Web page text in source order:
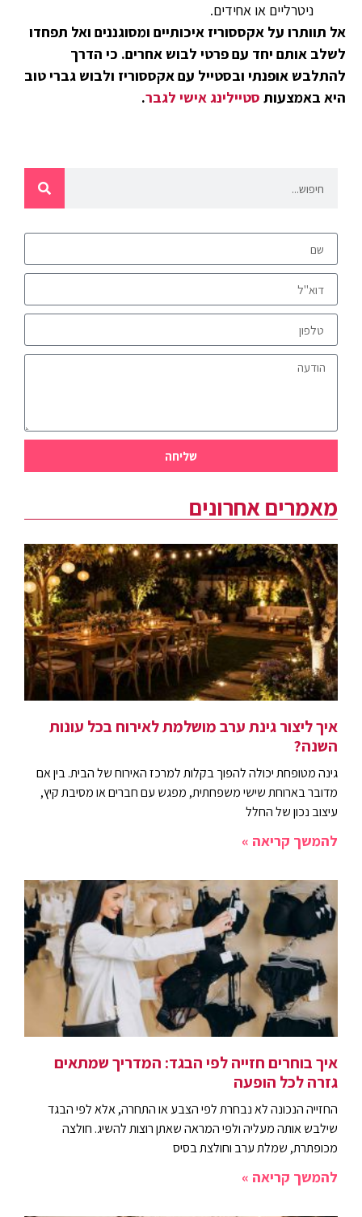
ניטרליים או אחידים.
אל תוותרו על אקססוריז איכותיים ומסוגננים ואל תפחדו
לשלב אותם יחד עם פרטי לבוש אחרים. כי הדרך
להתלבש אופנתי ובסטייל עם אקססוריז ולבוש גברי טוב
היא באמצעות סטיילינג אישי לגבר.
שליחה
מאמרים אחרונים
איך ליצור גינת ערב מושלמת לאירוח בכל עונות
השנה?
גינה מטופחת יכולה להפוך בקלות למרכז האירוח של הבית. בין אם
מדובר בארוחת שישי משפחתית, מפגש עם חברים או מסיבת קיץ,
עיצוב נכון של החלל
להמשך קריאה »
איך בוחרים חזייה לפי הבגד: המדריך שמתאים
גזרה לכל הופעה
החזייה הנכונה לא נבחרת לפי הצבע או התחרה, אלא לפי הבגד
שילבש אותה מעליה ולפי המראה שאתן רוצות להשיג. חולצה
מכופתרת, שמלת ערב וחולצת בסיס
להמשך קריאה »